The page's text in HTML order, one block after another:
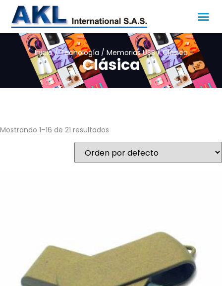
Inicio/Tecnología / Memorias USB/ Clásica
Clásica
Mostrando 1–16 de 21 resultados